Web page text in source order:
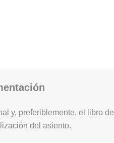
y, preferiblemente, el libro de
del asiento.